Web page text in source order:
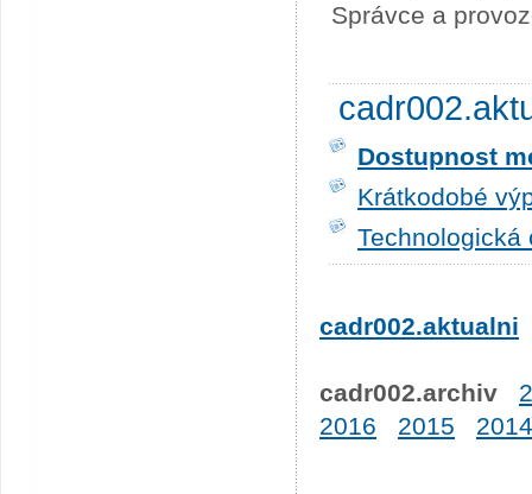
Správce a
Dostupnost
Krátkodobé
Technologická
cadr002.aktualni
cadr002.archiv
2016
2015 2014